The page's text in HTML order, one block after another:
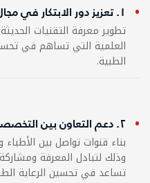
١. تعزيز دور الابتكار في مجال الرعاية الصحية
تطوير معرفة التقنيات
العلمية التي تساهم في
الطبية.
٢. دعم التعاون بين التخصصات الطبية
بناء قنوات تواصل بين الأطباء
وذلك لتبادل المعرفة
تساعد في تحسين الرعاية